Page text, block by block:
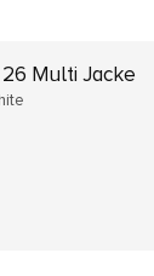
Multi Jacke